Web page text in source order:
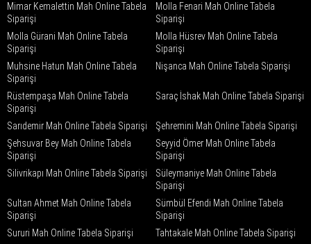
Mimar Kemalettin Mah Online Tabela
Siparişi
Molla Fenari Mah Online Tabela
Siparişi
Molla Gürani Mah Online Tabela
Siparişi
Molla Hüsrev Mah Online Tabela
Siparişi
Muhsine Hatun Mah Online Tabela
Siparişi
Nişanca Mah Online Tabela Siparişi
Rüstempaşa Mah Online Tabela
Siparişi
Saraç İshak Mah Online Tabela Siparişi
Sarıdemir Mah Online Tabela Siparişi
Şehremini Mah Online Tabela Siparişi
Şehsuvar Bey Mah Online Tabela
Siparişi
Seyyid Ömer Mah Online Tabela
Siparişi
Silivrikapı Mah Online Tabela Siparişi
Süleymaniye Mah Online Tabela
Siparişi
Sultan Ahmet Mah Online Tabela
Siparişi
Sümbül Efendi Mah Online Tabela
Siparişi
Sururi Mah Online Tabela Siparişi
Tahtakale Mah Online Tabela Siparişi